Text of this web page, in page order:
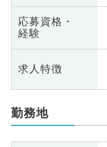
応募資格・
経験
求人特徴
勤務地